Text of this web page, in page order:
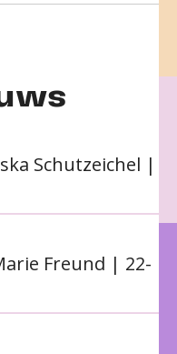
Schutzeichel |
Freund | 22-